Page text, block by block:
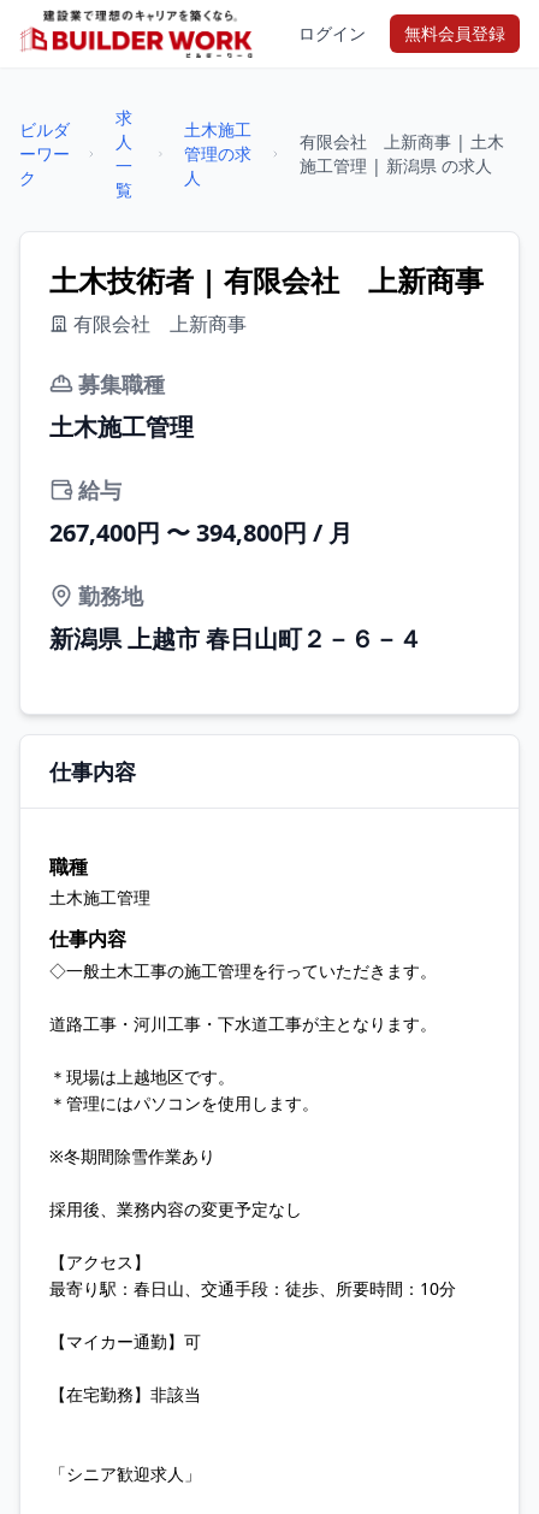
ログイン 無料会員登録
ビルダ
ーワー
ク
求
人
一
覧
土木施工
管理の求
人
有限会社 上新商事 | 土木
施工管理 | 新潟県 の求人
土木技術者 | 有限会社 上新商事
有限会社 上新商事
募集職種
土木施工管理
給与
267,400円 〜 394,800円 / 月
勤務地
新潟県 上越市 春日山町２－６－４
仕事内容
職種
土木施工管理
仕事内容
◇一般土木工事の施工管理を行っていただきます。
道路工事・河川工事・下水道工事が主となります。
＊現場は上越地区です。
＊管理にはパソコンを使用します。
※冬期間除雪作業あり
採用後、業務内容の変更予定なし
【アクセス】
最寄り駅：春日山、交通手段：徒歩、所要時間：10分
【マイカー通勤】可
【在宅勤務】非該当
「シニア歓迎求人」